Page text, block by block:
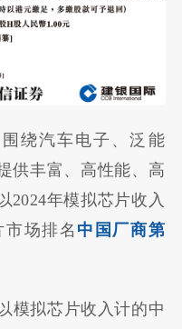
绕汽车电子、泛能
供丰富、高性能、高
2024年模拟芯片收入
场排名 中国厂商第
模拟芯片收入计的中